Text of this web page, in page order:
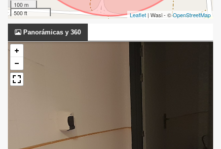
100 m
500 ft
Leaflet | Wasi - ©OpenStreetMap
Panorámicas y 360